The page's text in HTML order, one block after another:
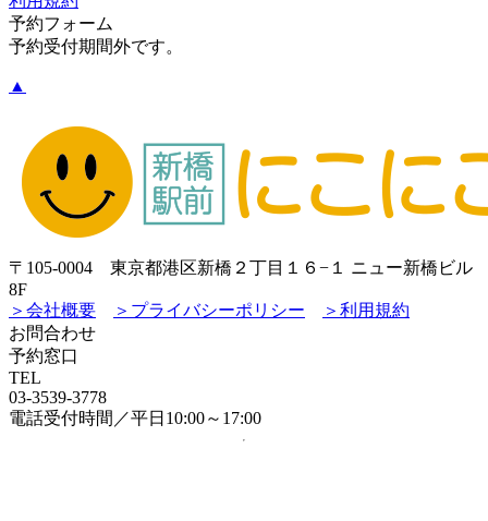
予約フォーム
予約受付期間外です。
▲
〒105-0004 東京都港区新橋２丁目１６−１ ニュー新橋ビル
8F
＞会社概要
＞プライバシーポリシー
＞利用規約
お問合わせ
予約窓口
TEL
03-3539-3778
電話受付時間／平日10:00～17:00